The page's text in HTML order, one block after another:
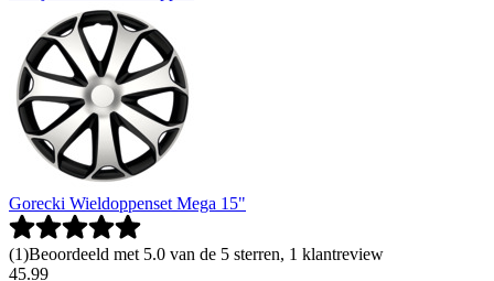
Gorecki Wieldoppenset Mega 15"
(1)Beoordeeld met 5.0 van de 5 sterren, 1 klantreview
45.99